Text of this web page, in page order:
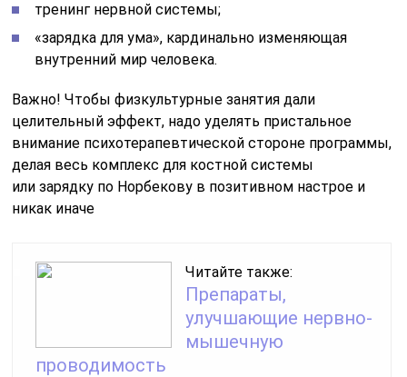
тренинг нервной системы;
«зарядка для ума», кардинально изменяющая
внутренний мир человека.
Важно! Чтобы физкультурные занятия дали
целительный эффект, надо уделять пристальное
внимание психотерапевтической стороне программы,
делая весь комплекс для костной системы
или зарядку по Норбекову в позитивном настрое и
никак иначе
Читайте также:
Препараты,
улучшающие нервно-
мышечную
проводимость